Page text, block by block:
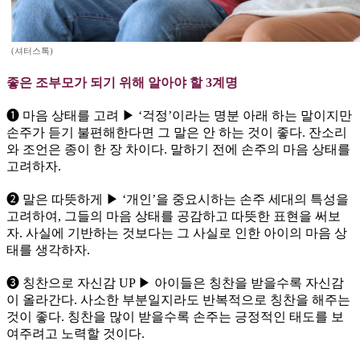
(셔터스톡)
좋은 조부모가 되기 위해 알아야 할 3계명
❶ 마음 상태를 고려 ▶ ‘걱정’이라는 명분 아래 하는 말이지만
손주가 듣기 불편해한다면 그 말은 안 하는 것이 좋다. 잔소리
와 조언은 종이 한 장 차이다. 말하기 전에 손주의 마음 상태를
고려하자.
❷ 말은 따뜻하게 ▶ ‘개인’을 중요시하는 손주 세대의 특성을
고려하여, 그들의 마음 상태를 공감하고 따뜻한 표현을 써보
자. 사실에 기반하는 것보다는 그 사실로 인한 아이의 마음 상
태를 생각하자.
❸ 칭찬으로 자신감 UP ▶ 아이들은 칭찬을 받을수록 자신감
이 올라간다. 사소한 부분일지라도 반복적으로 칭찬을 해주는
것이 좋다. 칭찬을 많이 받을수록 손주는 긍정적인 태도를 보
여주려고 노력할 것이다.